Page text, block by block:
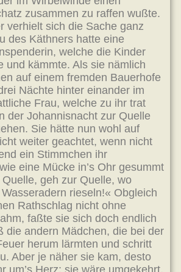
zusammen zu raffen wußte.
verhielt sich die Sache ganz
des Käthners hatte eine
welche die Kinder
und kämmte. Als sie nämlich
auf einem fremden Bauerhofe
Nächte hinter einander im
Frau, welche zu ihr trat
der Johannisnacht zur Quelle
Sie hätte nun wohl auf
weiter geachtet, wenn nicht
ein Stimmchen ihr
eine Mücke in’s Ohr gesummt
geh zur Quelle, wo
rieseln!« Obgleich
Rathschlag nicht ohne
faßte sie sich doch endlich
die andern Mädchen, die bei der
herum lärmten und schritt
Aber je näher sie kam, desto
um’s Herz; sie wäre umgekehrt,